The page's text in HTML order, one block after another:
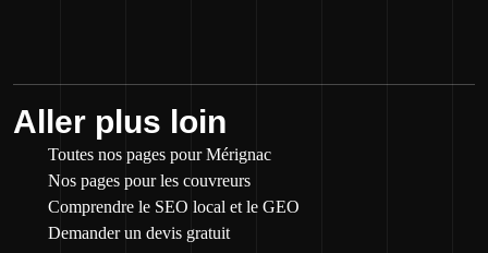
Aller plus loin
Toutes nos pages pour Mérignac
Nos pages pour les couvreurs
Comprendre le SEO local et le GEO
Demander un devis gratuit